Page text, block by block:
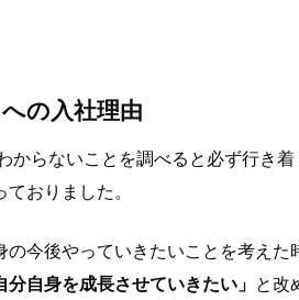
の入社理由
からないことを調べると必ず行き
おりました。
の今後やっていきたいことを考えた
自身を成長させていきたい」 と改